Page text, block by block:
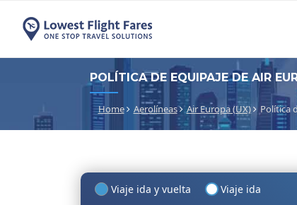
POLÍTICA DE EQUIPAJE DE AIR
Home Aerolíneas Air Europa (UX) Política
Viaje ida y vuelta
Viaje ida